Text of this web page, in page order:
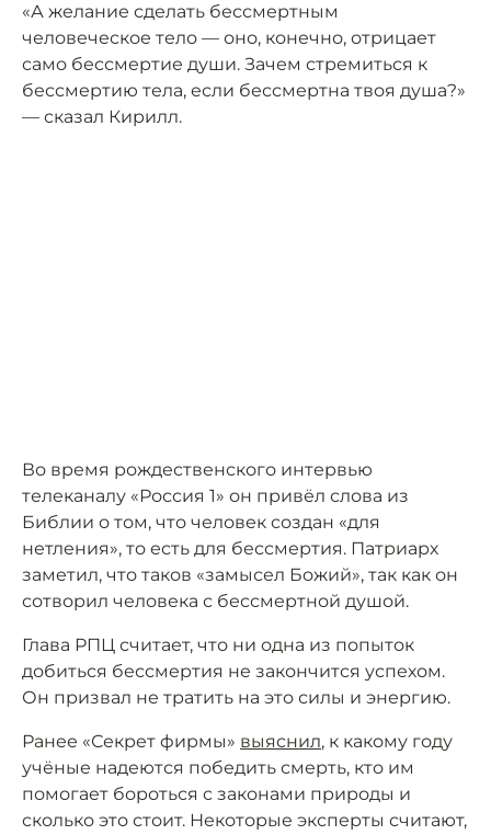
«А желание сделать бессмертным
человеческое тело — оно, конечно, отрицает
само бессмертие души. Зачем стремиться к
бессмертию тела, если бессмертна твоя душа?»
— сказал Кирилл.
Во время рождественского интервью
телеканалу «Россия 1» он привёл слова из
Библии о том, что человек создан «для
нетления», то есть для бессмертия. Патриарх
заметил, что таков «замысел Божий», так как он
сотворил человека с бессмертной душой.
Глава РПЦ считает, что ни одна из попыток
добиться бессмертия не закончится успехом.
Он призвал не тратить на это силы и энергию.
Ранее «Секрет фирмы» выяснил, к какому году
учёные надеются победить смерть, кто им
помогает бороться с законами природы и
сколько это стоит. Некоторые эксперты считают,